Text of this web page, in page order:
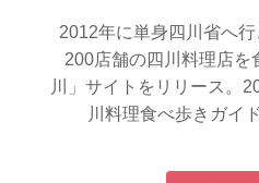
2012年に単身四川省へ
200店舗の四川料理店を
川」サイトをリリース。
川料理食べ歩きガイ